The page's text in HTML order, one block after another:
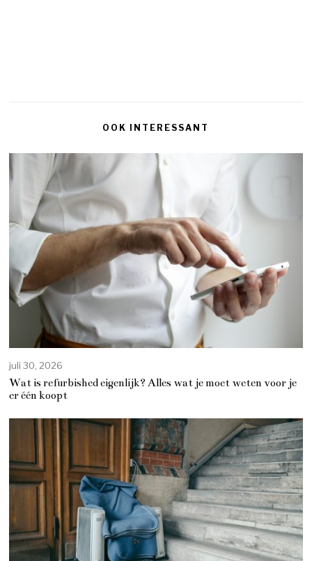
OOK INTERESSANT
juli 30, 2026
Wat is refurbished eigenlijk? Alles wat je moet weten voor je
er één koopt